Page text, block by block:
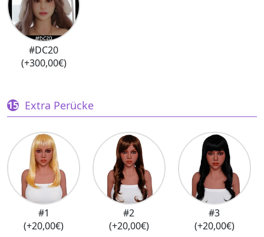
#DC20
(+300,00€)
Extra Perücke
#1
(+20,00€)
#2
(+20,00€)
#3
(+20,00€)